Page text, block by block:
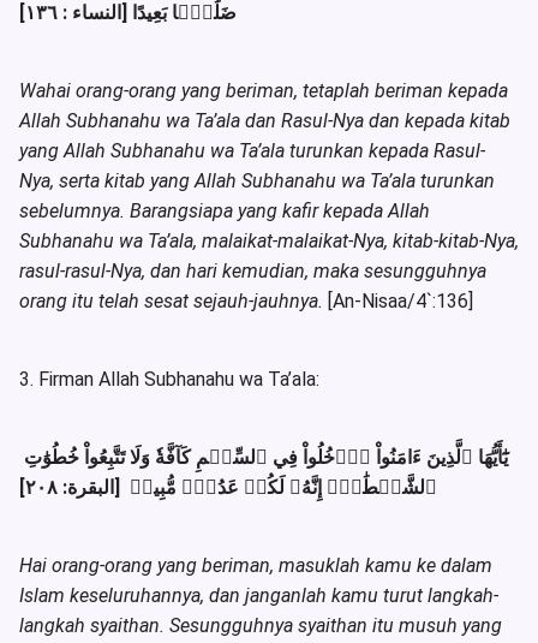
Wahai orang-orang yang beriman, tetaplah beriman kepada
Allah Subhanahu wa Ta’ala dan Rasul-Nya dan kepada kitab
yang Allah Subhanahu wa Ta’ala turunkan kepada Rasul-
Nya, serta kitab yang Allah Subhanahu wa Ta’ala turunkan
sebelumnya. Barangsiapa yang kafir kepada Allah
Subhanahu wa Ta’ala, malaikat-malaikat-Nya, kitab-kitab-Nya,
rasul-rasul-Nya, dan hari kemudian, maka sesungguhnya
orang itu telah sesat sejauh-jauhnya. [An-Nisaa/4`:136]
3. Firman Allah Subhanahu wa Ta’ala:
Hai orang-orang yang beriman, masuklah kamu ke dalam
Islam keseluruhannya, dan janganlah kamu turut langkah-
langkah syaithan. Sesungguhnya syaithan itu musuh yang